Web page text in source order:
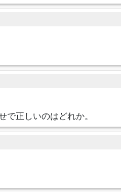
で正しいのはどれか。